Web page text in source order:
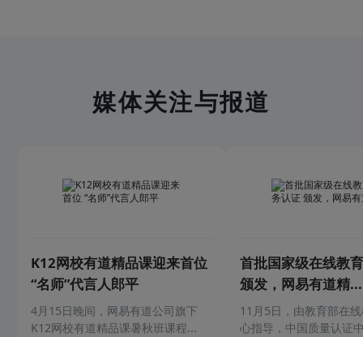
媒体关注与报道
K12网校有道精品课迎来首位
“名师”代言人郎平
4月15日晚间，网易有道公司旗下
K12网校有道精品课暑秋班课程...
首批国家级在线教
颁发，网易有道精...
11月5日，由教育部在
心指导，中国质量认证